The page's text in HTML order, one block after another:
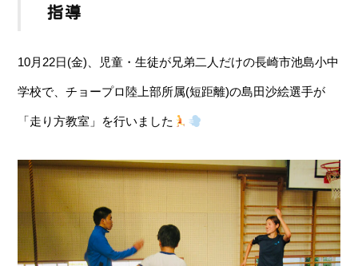
指導
10月22日(金)、児童・生徒が兄弟二人だけの長崎市池島小中
学校で、チョープロ陸上部所属(短距離)の島田沙絵選手が
「走り方教室」を行いました